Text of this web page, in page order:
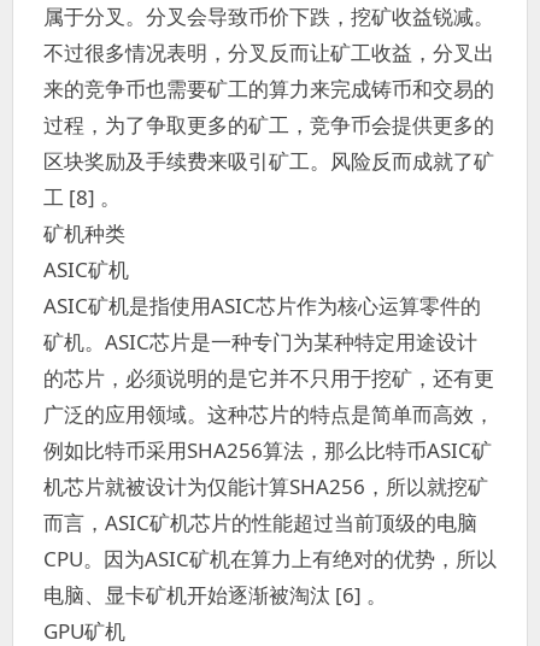
属于分叉。分叉会导致币价下跌，挖矿收益锐减。
不过很多情况表明，分叉反而让矿工收益，分叉出
来的竞争币也需要矿工的算力来完成铸币和交易的
过程，为了争取更多的矿工，竞争币会提供更多的
区块奖励及手续费来吸引矿工。风险反而成就了矿
工 [8] 。
矿机种类
ASIC矿机
ASIC矿机是指使用ASIC芯片作为核心运算零件的
矿机。ASIC芯片是一种专门为某种特定用途设计
的芯片，必须说明的是它并不只用于挖矿，还有更
广泛的应用领域。这种芯片的特点是简单而高效，
例如比特币采用SHA256算法，那么比特币ASIC矿
机芯片就被设计为仅能计算SHA256，所以就挖矿
而言，ASIC矿机芯片的性能超过当前顶级的电脑
CPU。因为ASIC矿机在算力上有绝对的优势，所以
电脑、显卡矿机开始逐渐被淘汰 [6] 。
GPU矿机